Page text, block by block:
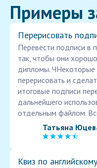
Примеры
Перерисовать
Перевести подписи в
так, чтобы они
дипломы. ЧНекоторые
перерисовать и
итоговые подписи
дальнейшего
отдельным файлом.
Татьяна
Квиз по